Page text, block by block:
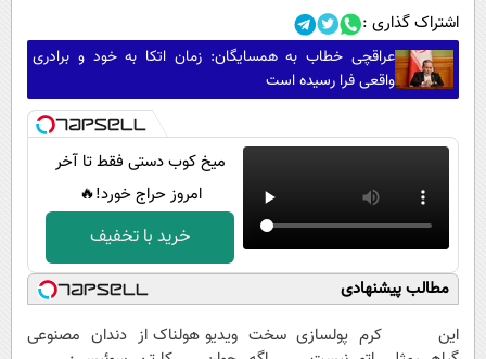
اشتراک گذاری :
عراقچی خطاب به همسایگان: زمان اتکا به خود و برادری
واقعی فرا رسیده است
میخ کوب دستی فقط تا آخر
امروز حراج خورد!🔥
خرید با تخفیف
مطالب پیشنهادی
Image failed to
load
این کرم
Image failed to
load
پولسازی سخت
Image failed to
load
ویدیو هولناک از
Image failed to
load
دندان مصنوعی